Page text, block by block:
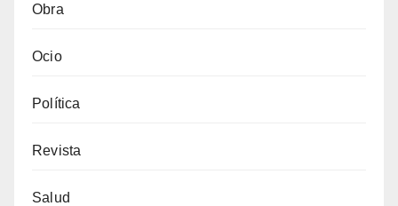
Obra
Ocio
Política
Revista
Salud